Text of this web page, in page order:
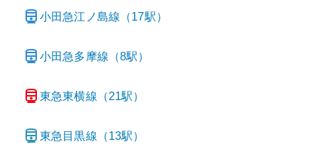
小田急江ノ島線 （17駅）
小田急多摩線 （8駅）
東急東横線 （21駅）
東急目黒線 （13駅）